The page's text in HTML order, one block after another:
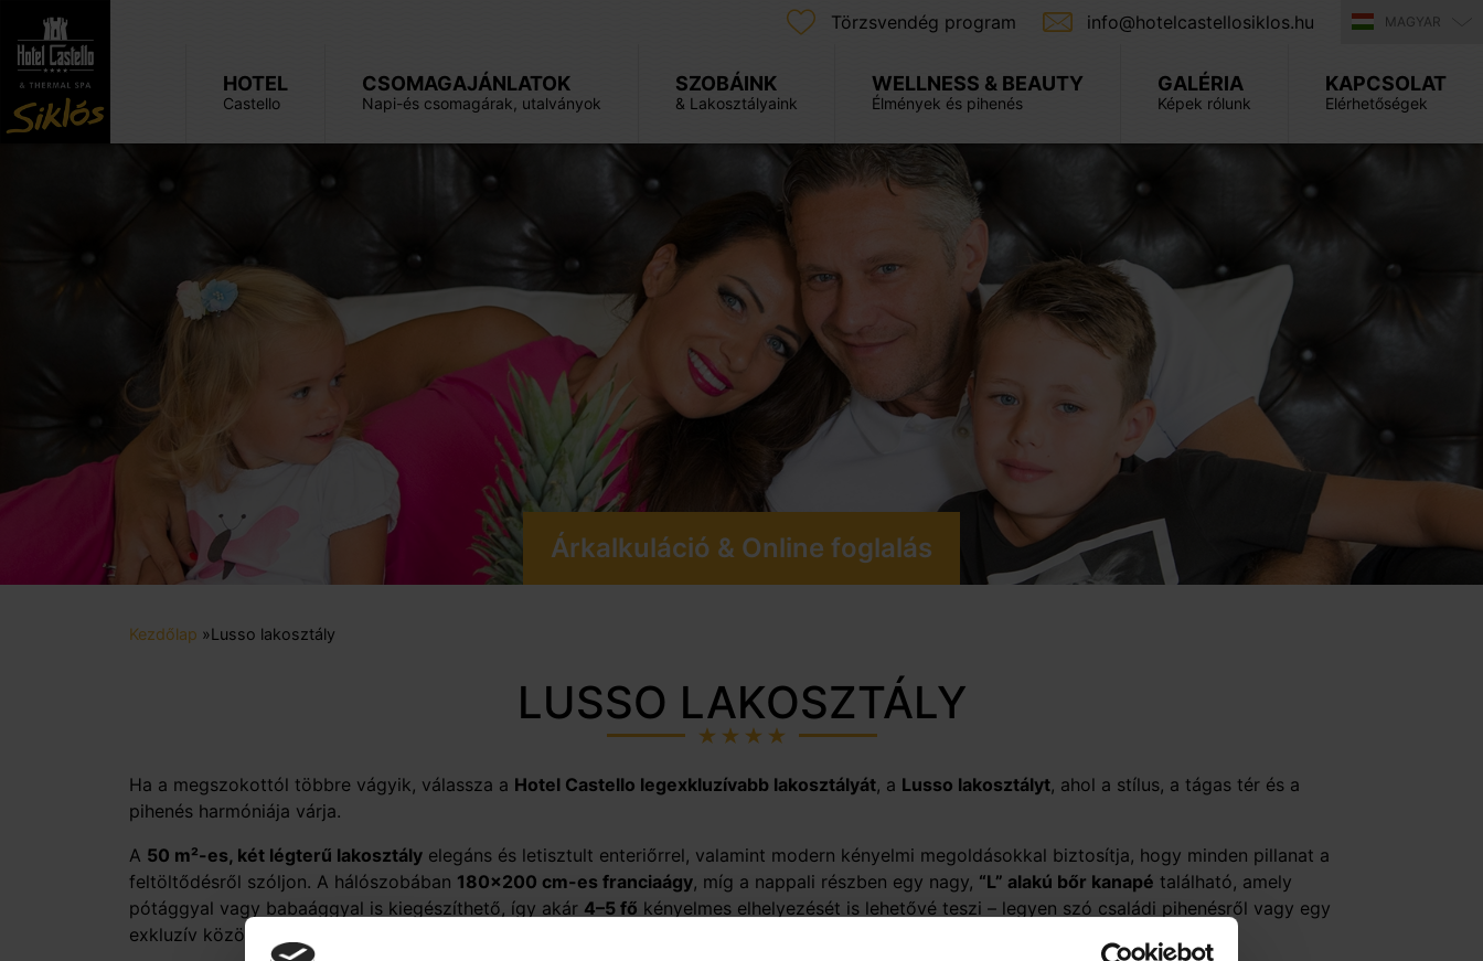
Törzsvendég program info@hotelcastellosiklos.hu MAGYAR
HOTEL
Castello
CSOMAGAJÁNLATOK
Napi-és csomagárak, utalványok
SZOBÁINK
& Lakosztályaink
WELLNESS & BEAUTY
Élmények és pihenés
GALÉRIA
Képek rólunk
KAPCSOLAT
Elérhetőségek
Árkalkuláció & Online foglalás
Kezdőlap »Lusso lakosztály
LUSSO LAKOSZTÁLY
Ha a megszokottól többre vágyik, válassza a Hotel Castello legexkluzívabb lakosztályát, a Lusso lakosztályt, ahol a stílus, a tágas tér és a
pihenés harmóniája várja.
A 50 m²-es, két légterű lakosztály elegáns és letisztult enteriőrrel, valamint modern kényelmi megoldásokkal biztosítja, hogy minden pillanat a
feltöltődésről szóljon. A hálószobában 180x200 cm-es franciaágy, míg a nappali részben egy nagy, “L” alakú bőr kanapé található, amely
pótággyal vagy babaággyal is kiegészíthető, így akár 4–5 fő kényelmes elhelyezését is lehetővé teszi – legyen szó családi pihenésről vagy egy
exkluzív közös kikapcsolódásról.